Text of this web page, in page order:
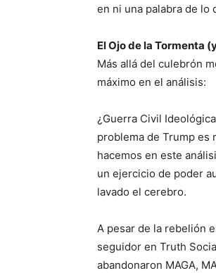
en ni una palabra de lo
El Ojo de la Tormenta
Más allá del culebrón
máximo en el análisis:
¿Guerra Civil
problema de Trump es
hacemos en este
un ejercicio de poder
lavado el cerebro.
A pesar de la rebelión
seguidor en Truth
abandonaron MAGA,